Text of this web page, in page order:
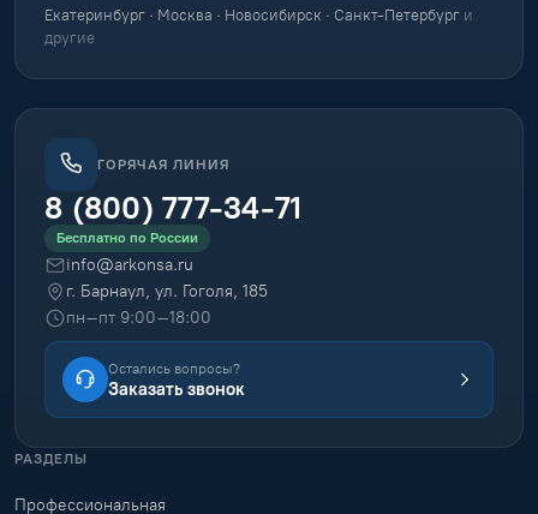
Екатеринбург · Москва · Новосибирск · Санкт-Петербург и
другие
ГОРЯЧАЯ ЛИНИЯ
8 (800) 777-34-71
Бесплатно по России
info@arkonsa.ru
г. Барнаул, ул. Гоголя, 185
пн–пт 9:00–18:00
Остались вопросы?
Заказать звонок
РАЗДЕЛЫ
Профессиональная